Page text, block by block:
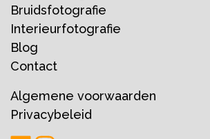
Bruidsfotografie
Interieurfotografie
Blog
Contact
Algemene voorwaarden
Privacybeleid